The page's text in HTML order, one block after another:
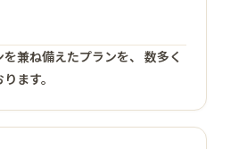
兼ね備えたプランを、 数多く
ます。